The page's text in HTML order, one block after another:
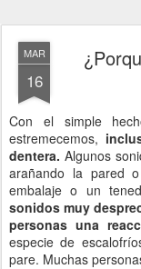
MAR
16
Con el simple
estremecemos,
dentera. Algunos
arañando la pared
embalaje o un
sonidos muy
personas una
especie de
pare. Muchas